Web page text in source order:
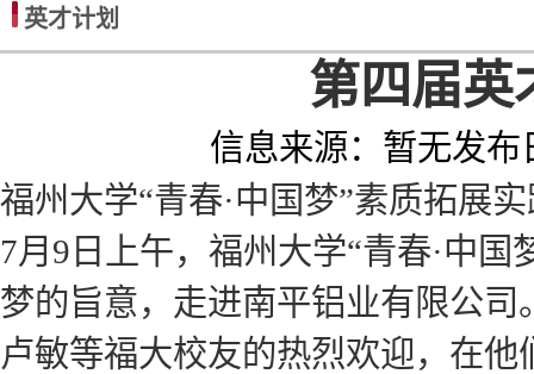
英才计划
第四届英
信息来源： 暂无发布
福州大学“青春·中国梦”素质拓展
7月9日上午，福州大学“青春·中
梦的旨意，走进南平铝业有限公
卢敏等福大校友的热烈欢迎，在